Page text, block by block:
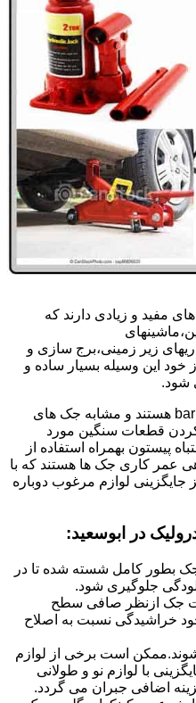
مفید و زیادی دارند که
زیر زمینی،برج سازی و
خود این وسیله بسیار ساده و
شود.
جکهای زیر دارای فشار کاری 400 bar هستند و مشابه جک های
کردن قطعات سنگین مورد
پیستون بهمراه استفاده از
عمر کاری جک ها هستند که با
جایگزینی لوازم مرغوب دوباره
در ابوسعید:
بطور کامل شسته شده تا در
جلوگیری شود.
جک ازنظر صافی سطح
خراشیدگی نسبت به اصلاح
است برخی از لوازم
با لوازم نو و طولانی
اضافی جبران می گردد.